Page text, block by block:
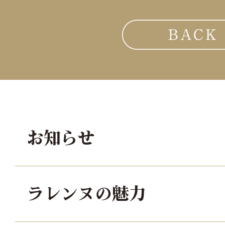
お知らせ
ラレンヌの魅力